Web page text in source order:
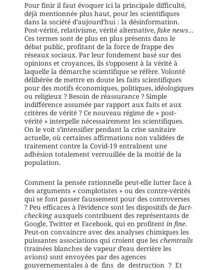
Pour finir il faut évoquer ici la principale difficulté,
déjà mentionnée plus haut, pour les scientifiques
dans la société d’aujourd’hui : la désinformation.
Post-vérité, relativisme, vérité alternative, fake news…
Ces termes sont de plus en plus présents dans le
débat public, profitant de la force de frappe des
réseaux sociaux. Par leur fondement basé sur des
opinions et croyances, ils s’opposent à la vérité à
laquelle la démarche scientifique se réfère. Volonté
délibérée de mettre en doute les faits scientifiques
pour des motifs économiques, politiques, idéologiques
ou religieux ? Besoin de réassurance ? Simple
indifférence assumée par rapport aux faits et aux
critères de vérité ? Ce nouveau régime de « post-
vérité » interpelle nécessairement les scientifiques.
On le voit s’intensifier pendant la crise sanitaire
actuelle, où certaines affirmations non validées de
traitement contre la Covid-19 entraînent une
adhésion totalement verrouillée de la moitié de la
population.
Comment la pensée rationnelle peut-elle lutter face à
des arguments « complotistes » ou des contre-vérités
qui se font passer faussement pour des controverses
? Peu efficaces à l’évidence sont les dispositifs de fact-
checking auxquels contribuent des représentants de
Google, Twitter et Facebook, qui en profitent in fine.
Peut-on convaincre avec des analyses chimiques les
puissantes associations qui croient que les chemtrails
(trainées blanches de vapeur d’eau derrière les
avions) sont envoyées par des agences
gouvernementales à de fins de destruction ? Et